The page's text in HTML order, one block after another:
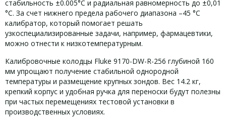
стабильность ±0.005°C и радиальная равномерность до ±0,01
°C. За счет нижнего предела рабочего диапазона –45 °C
калибратор, который помогает решать
узкоспециализированные задачи, например, фармацевтики,
можно отнести к низкотемпературным.
Калибровочные колодцы Fluke 9170-DW-R-256 глубиной 160
мм упрощают получение стабильной однородной
температуры и размещение крупных зондов. Вес 14.2 кг,
крепкий корпус и удобная ручка для переноски будут полезны
при частых перемещениях тестовой установки в
производственных условиях.